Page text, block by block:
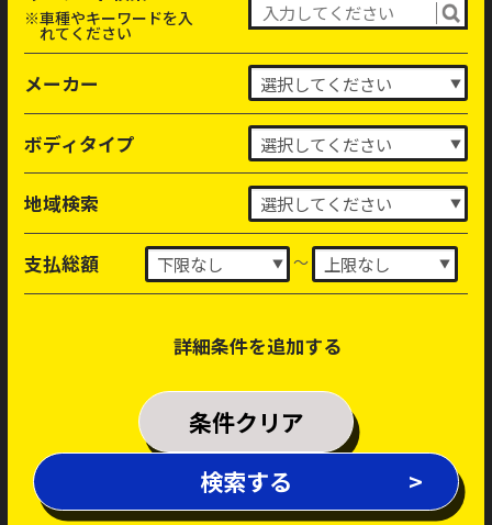
※車種やキーワードを入
れてください
メーカー
ボディタイプ
地域検索
支払総額 ～
詳細条件を追加する
排気量
年式 ～
条件クリア
検索する